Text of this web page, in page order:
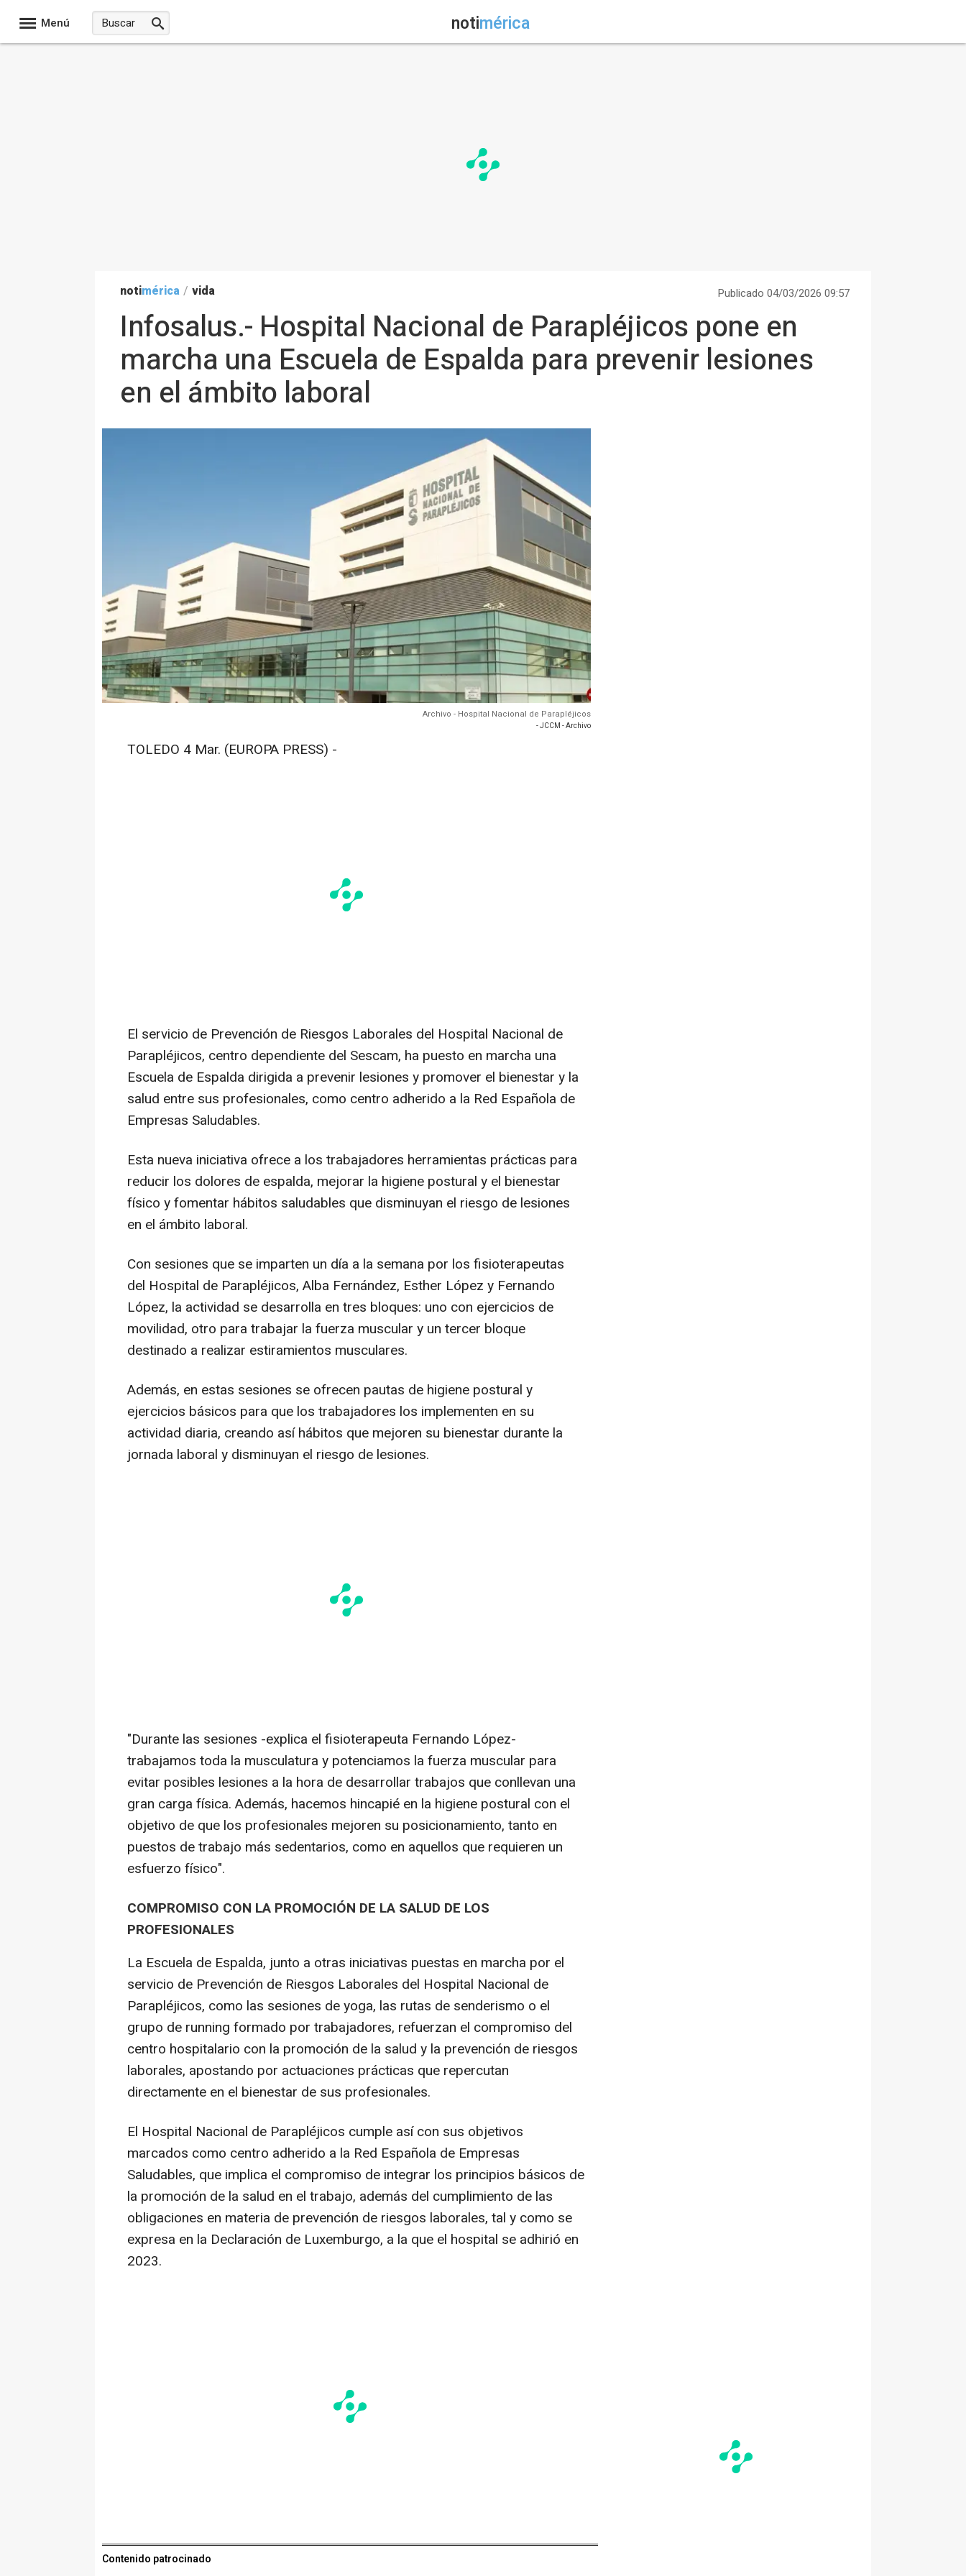
Menú notimérica
notimérica / vida Publicado 04/03/2026 09:57
Infosalus.- Hospital Nacional de Parapléjicos pone en
marcha una Escuela de Espalda para prevenir lesiones
en el ámbito laboral
Archivo - Hospital Nacional de Parapléjicos
- JCCM - Archivo
TOLEDO 4 Mar. (EUROPA PRESS) -
El servicio de Prevención de Riesgos Laborales del Hospital Nacional de
Parapléjicos, centro dependiente del Sescam, ha puesto en marcha una
Escuela de Espalda dirigida a prevenir lesiones y promover el bienestar y la
salud entre sus profesionales, como centro adherido a la Red Española de
Empresas Saludables.
Esta nueva iniciativa ofrece a los trabajadores herramientas prácticas para
reducir los dolores de espalda, mejorar la higiene postural y el bienestar
físico y fomentar hábitos saludables que disminuyan el riesgo de lesiones
en el ámbito laboral.
Con sesiones que se imparten un día a la semana por los fisioterapeutas
del Hospital de Parapléjicos, Alba Fernández, Esther López y Fernando
López, la actividad se desarrolla en tres bloques: uno con ejercicios de
movilidad, otro para trabajar la fuerza muscular y un tercer bloque
destinado a realizar estiramientos musculares.
Además, en estas sesiones se ofrecen pautas de higiene postural y
ejercicios básicos para que los trabajadores los implementen en su
actividad diaria, creando así hábitos que mejoren su bienestar durante la
jornada laboral y disminuyan el riesgo de lesiones.
"Durante las sesiones -explica el fisioterapeuta Fernando López-
trabajamos toda la musculatura y potenciamos la fuerza muscular para
evitar posibles lesiones a la hora de desarrollar trabajos que conllevan una
gran carga física. Además, hacemos hincapié en la higiene postural con el
objetivo de que los profesionales mejoren su posicionamiento, tanto en
puestos de trabajo más sedentarios, como en aquellos que requieren un
esfuerzo físico".
COMPROMISO CON LA PROMOCIÓN DE LA SALUD DE LOS
PROFESIONALES
La Escuela de Espalda, junto a otras iniciativas puestas en marcha por el
servicio de Prevención de Riesgos Laborales del Hospital Nacional de
Parapléjicos, como las sesiones de yoga, las rutas de senderismo o el
grupo de running formado por trabajadores, refuerzan el compromiso del
centro hospitalario con la promoción de la salud y la prevención de riesgos
laborales, apostando por actuaciones prácticas que repercutan
directamente en el bienestar de sus profesionales.
El Hospital Nacional de Parapléjicos cumple así con sus objetivos
marcados como centro adherido a la Red Española de Empresas
Saludables, que implica el compromiso de integrar los principios básicos de
la promoción de la salud en el trabajo, además del cumplimiento de las
obligaciones en materia de prevención de riesgos laborales, tal y como se
expresa en la Declaración de Luxemburgo, a la que el hospital se adhirió en
2023.
Contenido patrocinado